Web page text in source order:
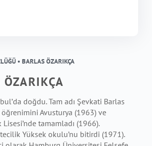
• BARLAS ÖZARIKÇA
doğdu. Tam adı Şevkati Barlas
öğrenimini Avusturya (1963) ve
tamamladı (1966).
Yüksek okulu’nu bitirdi (1971).